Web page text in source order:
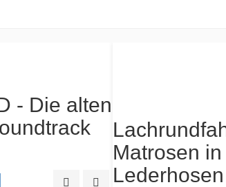
Quick ViewAdd to Wishlist
- Die alten
Matrosen in